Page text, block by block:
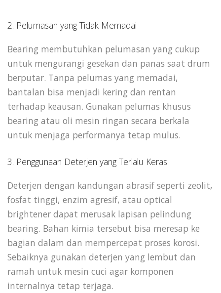
2. Pelumasan yang Tidak Memadai
Bearing membutuhkan pelumasan yang cukup
untuk mengurangi gesekan dan panas saat drum
berputar. Tanpa pelumas yang memadai,
bantalan bisa menjadi kering dan rentan
terhadap keausan. Gunakan pelumas khusus
bearing atau oli mesin ringan secara berkala
untuk menjaga performanya tetap mulus.
3. Penggunaan Deterjen yang Terlalu Keras
Deterjen dengan kandungan abrasif seperti zeolit,
fosfat tinggi, enzim agresif, atau optical
brightener dapat merusak lapisan pelindung
bearing. Bahan kimia tersebut bisa meresap ke
bagian dalam dan mempercepat proses korosi.
Sebaiknya gunakan deterjen yang lembut dan
ramah untuk mesin cuci agar komponen
internalnya tetap terjaga.